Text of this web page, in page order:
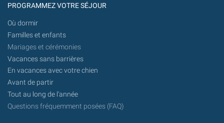
PROGRAMMEZ VOTRE SÉJOUR
Où dormir
Familles et enfants
Mariages et cérémonies
Vacances sans barrières
En vacances avec votre chien
Avant de partir
Tout au long de l'année
Questions fréquemment posées (FAQ)